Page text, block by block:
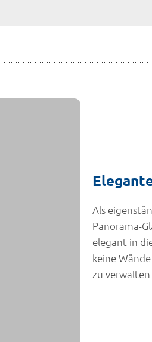
Als
Panorama-
elegant in
keine
zu